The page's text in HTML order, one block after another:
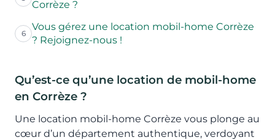
Corrèze ?
6
Vous gérez une location mobil-home Corrèze
? Rejoignez-nous !
Qu’est-ce qu’une location de mobil-home
en Corrèze ?
Une location mobil-home Corrèze vous plonge au
cœur d’un département authentique, verdoyant